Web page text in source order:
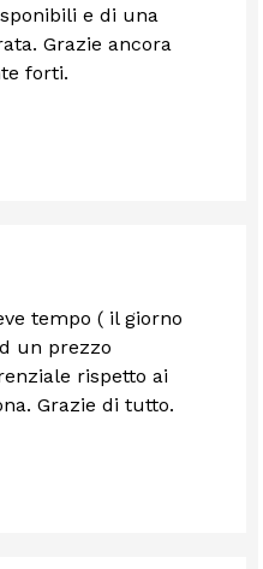
e di una
Grazie ancora
forti.
tempo ( il giorno
un prezzo
rispetto ai
Grazie di tutto.